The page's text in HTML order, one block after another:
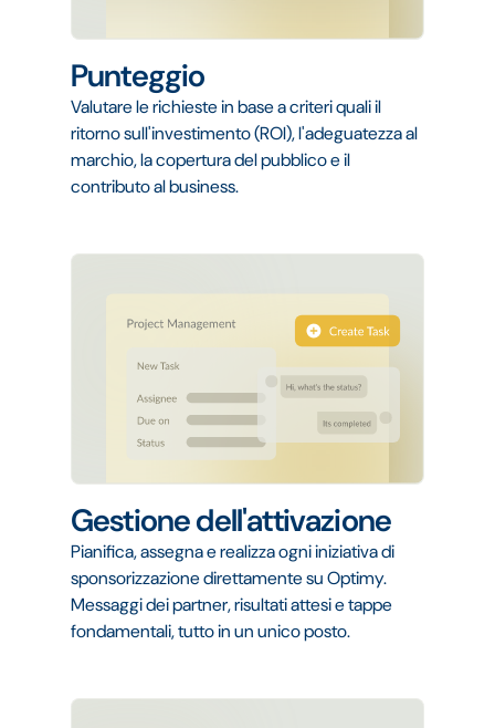
Punteggio
Valutare le richieste in base a criteri quali il
ritorno sull'investimento (ROI), l'adeguatezza al
marchio, la copertura del pubblico e il
contributo al business.
Gestione dell'attivazione
Pianifica, assegna e realizza ogni iniziativa di
sponsorizzazione direttamente su Optimy.
Messaggi dei partner, risultati attesi e tappe
fondamentali, tutto in un unico posto.